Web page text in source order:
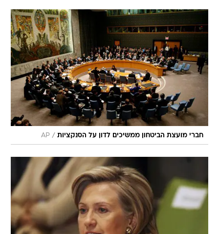
חברי מועצת הביטחון ממשיכים לדון על הסנקציות /
AP